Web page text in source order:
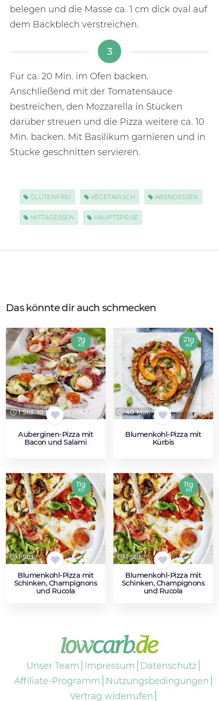
belegen und die Masse ca. 1 cm dick oval auf
dem Backblech verstreichen.
3
Für ca. 20 Min. im Ofen backen.
Anschließend mit der Tomatensauce
bestreichen, den Mozzarella in Stücken
darüber streuen und die Pizza weitere ca. 10
Min. backen. Mit Basilikum garnieren und in
Stücke geschnitten servieren.
GLUTENFREI VEGETARISCH ABENDESSEN
MITTAGESSEN HAUPTSPEISE
Das könnte dir auch schmecken
1 Std. 10 Min.
Auberginen-Pizza mit
Bacon und Salami
7g
KH
40 Min.
Blumenkohl-Pizza mit
Kürbis
21g
KH
1 Std.
Blumenkohl-Pizza mit
Schinken, Champignons
und Rucola
11g
KH
1 Std.
Blumenkohl-Pizza mit
Schinken, Champignons
und Rucola
11g
KH
Unser Team Impressum
Datenschutz
Affiliate-Programm
Nutzungsbedingungen
Vertrag widerrufen